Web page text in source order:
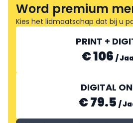
Word premium
Kies het lidmaatschap dat bij u
PRINT +
€ 106 /
DIGITAL
€ 79.5 /